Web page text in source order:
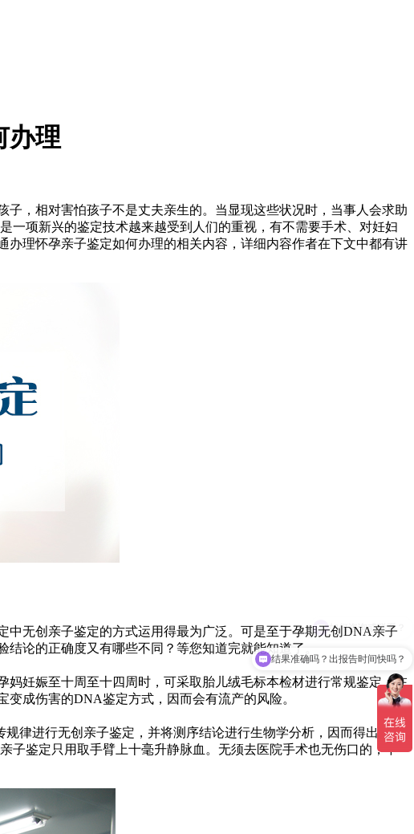
办理
，相对害怕孩子不是丈夫亲生的。当显现这些状况时，当事人会求助
一项新兴的鉴定技术越来越受到人们的重视，有不需要手术、对妊妇
理怀孕亲子鉴定如何办理的相关内容，详细内容作者在下文中都有讲
无创亲子鉴定的方式运用得最为广泛。可是至于孕期无创DNA亲子
论的正确度又有哪些不同？等您知道完就能知道了。
妊娠至十周至十四周时，可采取胎儿绒毛标本检材进行常规鉴定；在
成伤害的DNA鉴定方式，因而会有流产的风险。
律进行无创亲子鉴定，并将测序结论进行生物学分析，因而得出胎儿
子鉴定只用取手臂上十毫升静脉血。无须去医院手术也无伤口的，不
结果准确吗？出报告时间快吗？